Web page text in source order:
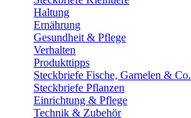
Haltung
Ernährung
Gesundheit & Pflege
Verhalten
Produkttipps
Steckbriefe Fische, Garnelen & Co.
Steckbriefe Pflanzen
Einrichtung & Pflege
Technik & Zubehör